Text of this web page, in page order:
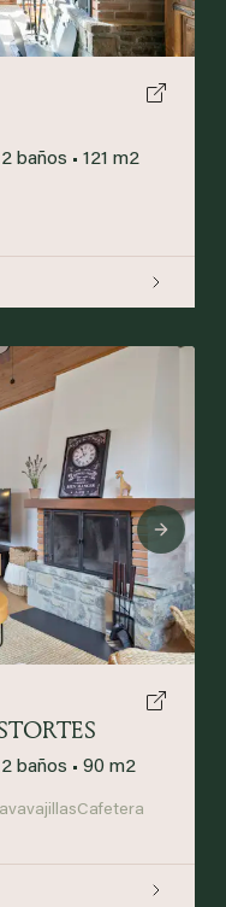
2 baños • 121 m2
Next
2 baños • 90 m2
Cafetera